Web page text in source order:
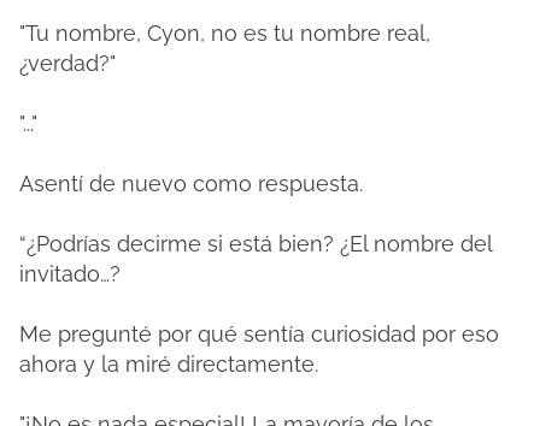
"Tu nombre, Cyon, no es tu nombre real,
¿verdad?"
"..."
Asentí de nuevo como respuesta.
“¿Podrías decirme si está bien? ¿El nombre del
invitado…?
Me pregunté por qué sentía curiosidad por eso
ahora y la miré directamente.